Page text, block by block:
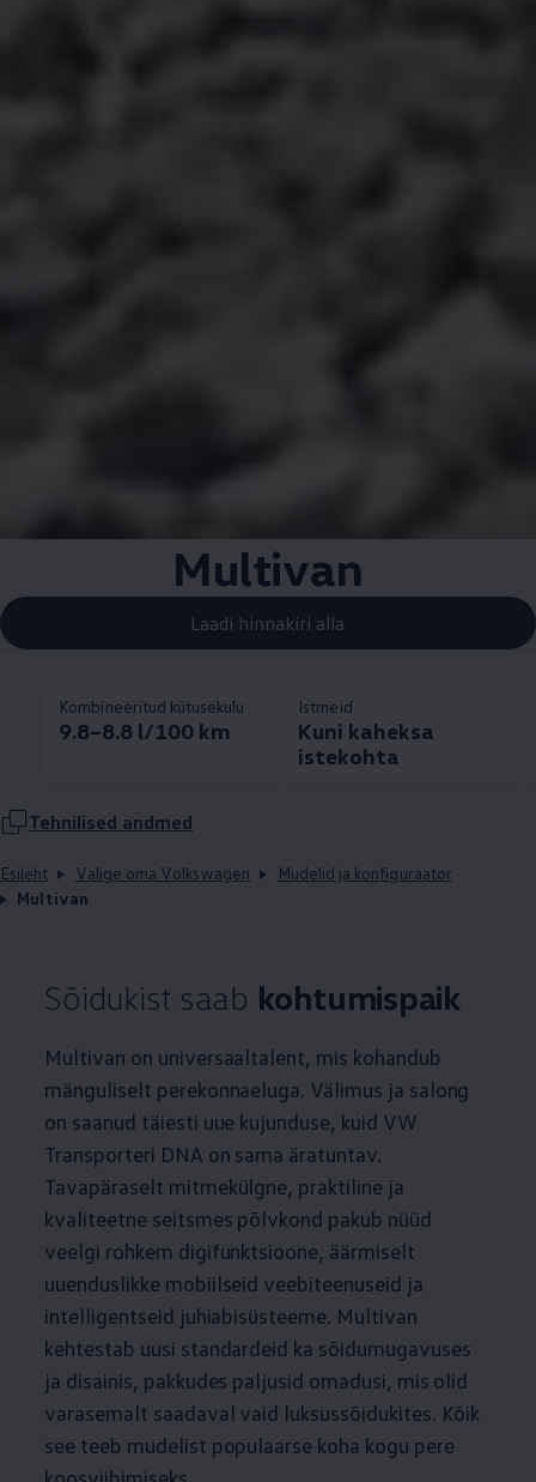
Multivan
Laadi hinnakiri alla
Kombineeritud kütusekulu
9.8–8.8 l/100 km
Istmeid
Kuni kaheksa
istekohta
Tehnilised andmed
Esileht Valige oma Volkswagen
Mudelid ja konfiguraator
Multivan
Sõidukist saab kohtumispaik
Multivan on universaaltalent, mis kohandub
mänguliselt perekonnaeluga. Välimus ja salong
on saanud täiesti uue kujunduse, kuid VW
Transporteri DNA on sama äratuntav.
Tavapäraselt mitmekülgne, praktiline ja
kvaliteetne seitsmes põlvkond pakub nüüd
veelgi rohkem digifunktsioone, äärmiselt
uuenduslikke mobiilseid veebiteenuseid ja
intelligentseid juhiabisüsteeme. Multivan
kehtestab uusi standardeid ka sõidumugavuses
ja disainis, pakkudes paljusid omadusi, mis olid
varasemalt saadaval vaid luksussõidukites. Kõik
see teeb mudelist populaarse koha kogu pere